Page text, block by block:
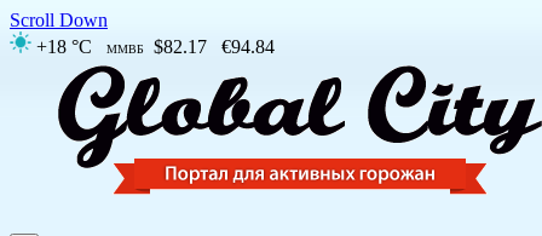
Scroll Down
+18 °C
ММВБ $82.17 €94.84